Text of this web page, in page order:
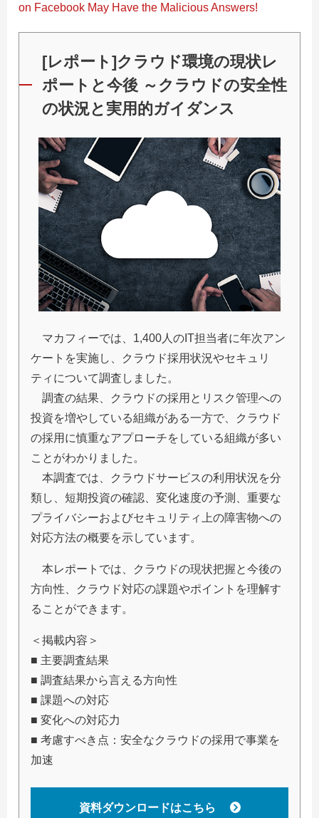
on Facebook May Have the Malicious Answers!
[レポート]クラウド環境の現状レ
ポートと今後 ～クラウドの安全性
の状況と実用的ガイダンス
マカフィーでは、1,400人のIT担当者に年次アン
ケートを実施し、クラウド採用状況やセキュリ
ティについて調査しました。
調査の結果、クラウドの採用とリスク管理への
投資を増やしている組織がある一方で、クラウド
の採用に慎重なアプローチをしている組織が多い
ことがわかりました。
本調査では、クラウドサービスの利用状況を分
類し、短期投資の確認、変化速度の予測、重要な
プライバシーおよびセキュリティ上の障害物への
対応方法の概要を示しています。
本レポートでは、クラウドの現状把握と今後の
方向性、クラウド対応の課題やポイントを理解す
ることができます。
＜掲載内容＞
■ 主要調査結果
■ 調査結果から言える方向性
■ 課題への対応
■ 変化への対応力
■ 考慮すべき点：安全なクラウドの採用で事業を
加速
資料ダウンロードはこちら